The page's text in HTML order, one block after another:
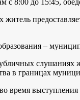
–
слушаниях
в границах
время